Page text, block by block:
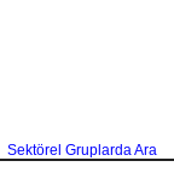
Sektörel Gruplarda Ara